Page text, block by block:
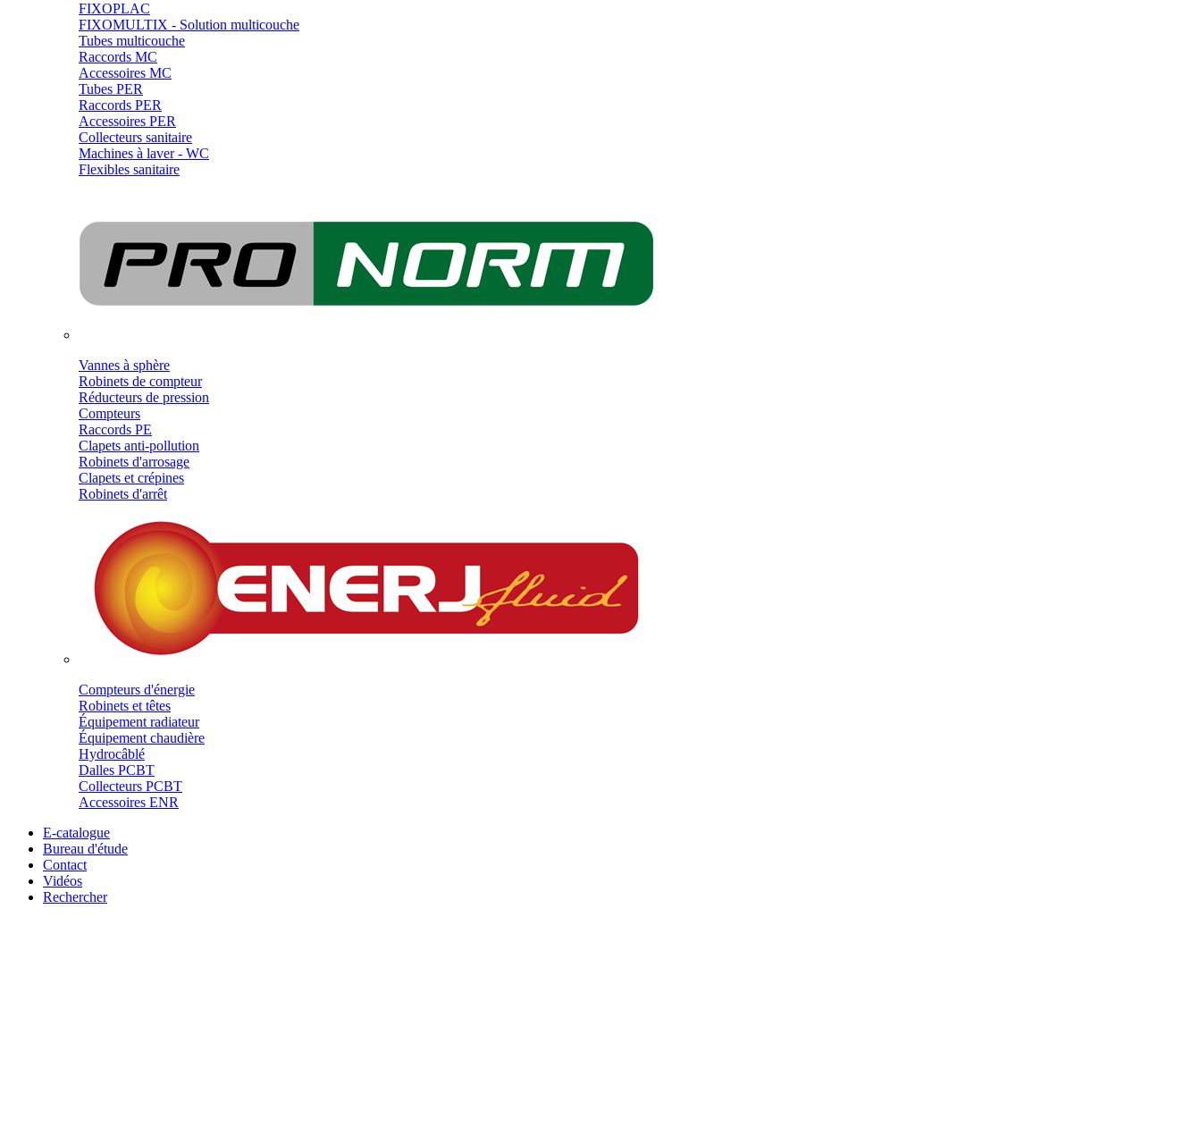
FIXOPLAC
FIXOMULTIX - Solution multicouche
Tubes multicouche
Raccords MC
Accessoires MC
Tubes PER
Raccords PER
Accessoires PER
Collecteurs sanitaire
Machines à laver - WC
Flexibles sanitaire
Vannes à sphère
Robinets de compteur
Réducteurs de pression
Compteurs
Raccords PE
Clapets anti-pollution
Robinets d'arrosage
Clapets et crépines
Robinets d'arrêt
Compteurs d'énergie
Robinets et têtes
Équipement radiateur
Équipement chaudière
Hydrocâblé
Dalles PCBT
Collecteurs PCBT
Accessoires ENR
E-catalogue
Bureau d'étude
Contact
Vidéos
Rechercher